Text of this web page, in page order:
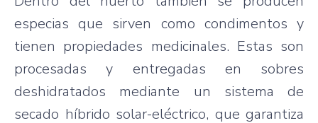
especias que sirven como condimentos y
tienen propiedades medicinales. Estas son
procesadas y entregadas en sobres
deshidratados mediante un sistema de
secado híbrido solar-eléctrico, que garantiza